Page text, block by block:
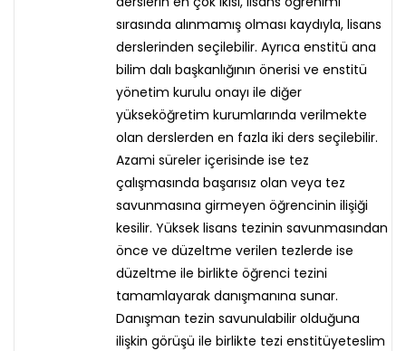
sırasında alınmamış olması kaydıyla, lisans
derslerinden seçilebilir. Ayrıca enstitü ana
bilim dalı başkanlığının önerisi ve enstitü
yönetim kurulu onayı ile diğer
yükseköğretim kurumlarında verilmekte
olan derslerden en fazla iki ders seçilebilir.
Azami süreler içerisinde ise tez
çalışmasında başarısız olan veya tez
savunmasına girmeyen öğrencinin ilişiği
kesilir. Yüksek lisans tezinin savunmasından
önce ve düzeltme verilen tezlerde ise
düzeltme ile birlikte öğrenci tezini
tamamlayarak danışmanına sunar.
Danışman tezin savunulabilir olduğuna
ilişkin görüşü ile birlikte tezi enstitüyeteslim